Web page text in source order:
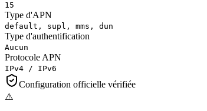
15
Type d'APN
default, supl, mms, dun
Type d'authentification
Aucun
Protocole APN
IPv4 / IPv6
Configuration officielle vérifiée
⚠️